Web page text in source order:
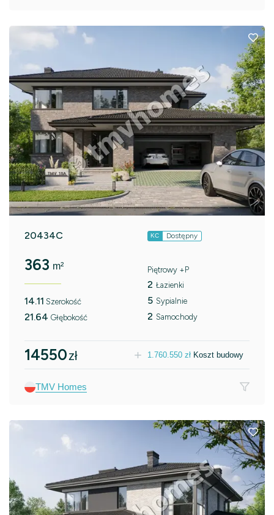
20434C KC Dostępny
363 m²
14.11 Szerokość
21.64 Głębokość
Piętrowy +P
2 Łazienki
5 Sypialnie
2 Samochody
14550zł 1.760.550 zł Koszt budowy
TMV Homes